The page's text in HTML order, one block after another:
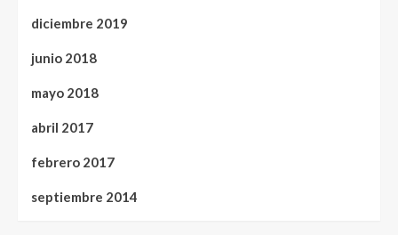
diciembre 2019
junio 2018
mayo 2018
abril 2017
febrero 2017
septiembre 2014